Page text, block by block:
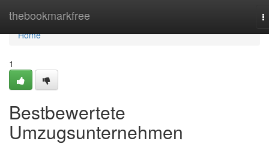
thebookmarkfree
Home
Home
1
Bestbewertete
Umzugsunternehmen